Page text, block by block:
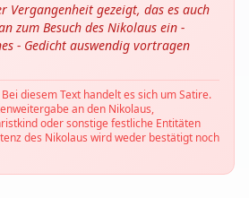
Vergangenheit gezeigt, das es auch
zum Besuch des Nikolaus ein -
- Gedicht auswendig vortragen
diesem Text handelt es sich um Satire.
an den Nikolaus,
oder sonstige festliche Entitäten
des Nikolaus wird weder bestätigt noch